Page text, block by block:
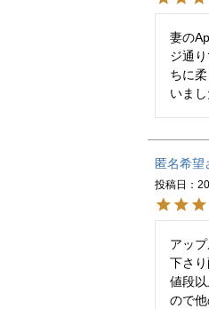
妻の
ジ通
ちに
いま
匿名希望
投稿日
アッ
下さ
値段
ので